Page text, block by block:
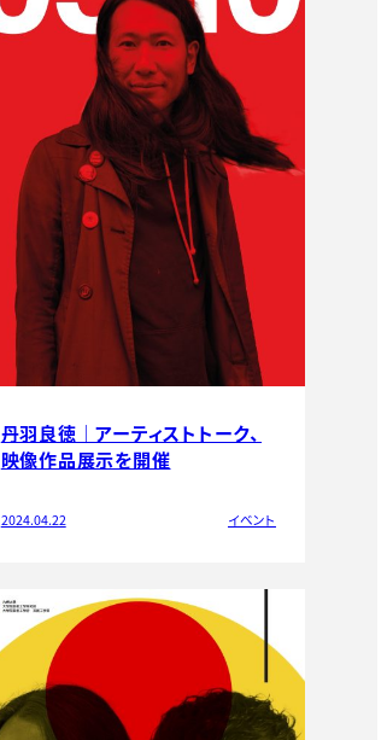
丹羽良徳｜アーティストトーク、
映像作品展示を開催
2024.04.22 イベント